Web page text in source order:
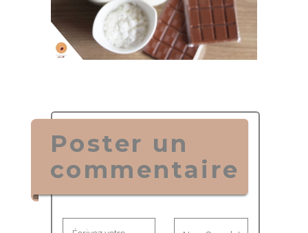
Poster un
commentaire